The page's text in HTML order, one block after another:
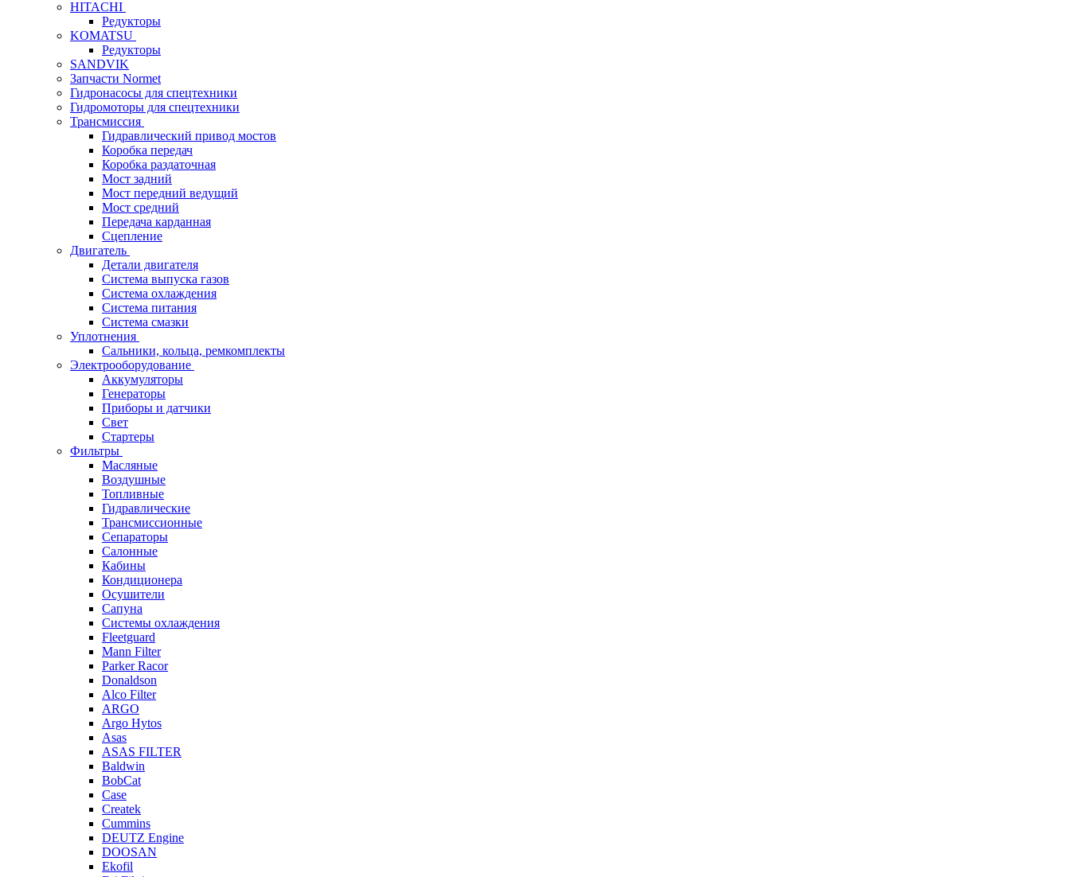
HITACHI
Редукторы
KOMATSU
Редукторы
SANDVIK
Запчасти Normet
Гидронасосы для спецтехники
Гидромоторы для спецтехники
Трансмиссия
Гидравлический привод мостов
Коробка передач
Коробка раздаточная
Мост задний
Мост передний ведущий
Мост средний
Передача карданная
Сцепление
Двигатель
Детали двигателя
Система выпуска газов
Система охлаждения
Система питания
Система смазки
Уплотнения
Сальники, кольца, ремкомплекты
Электрооборудование
Аккумуляторы
Генераторы
Приборы и датчики
Свет
Стартеры
Фильтры
Масляные
Воздушные
Топливные
Гидравлические
Трансмиссионные
Сепараторы
Салонные
Кабины
Кондиционера
Осушители
Сапуна
Системы охлаждения
Fleetguard
Mann Filter
Parker Racor
Donaldson
Alco Filter
ARGO
Argo Hytos
Asas
ASAS FILTER
Baldwin
BobCat
Case
Createk
Cummins
DEUTZ Engine
DOOSAN
Ekofil